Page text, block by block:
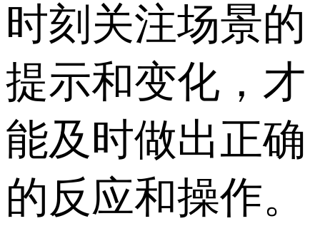
时刻关注场景的
提示和变化，才
能及时做出正确
的反应和操作。